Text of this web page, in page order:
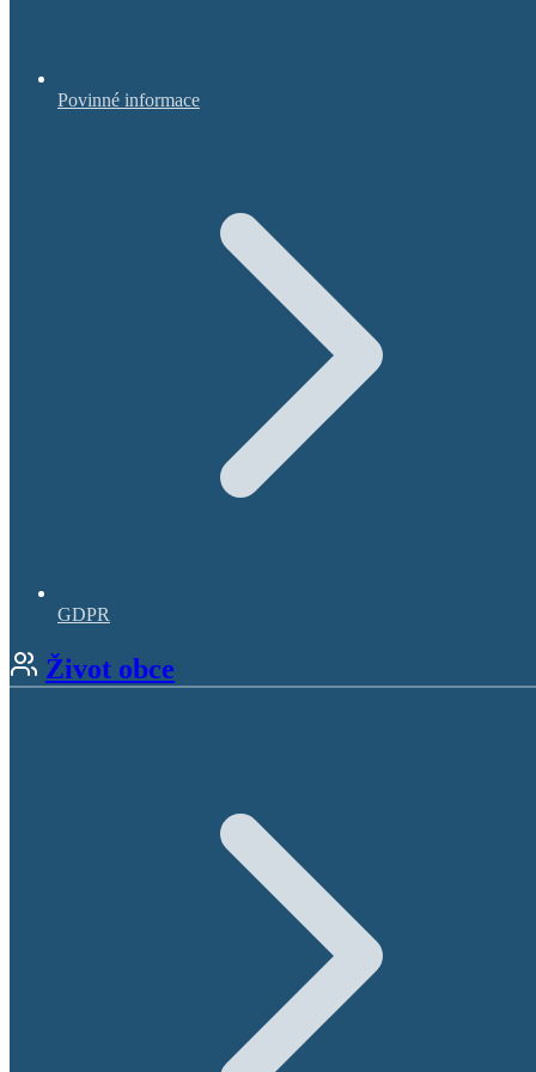
Povinné informace
GDPR
Život obce